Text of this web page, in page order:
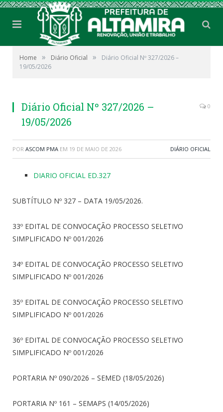
Home » Diário Oficial »
Diário Oficial Nº 327/2026 –
19/05/2026
Diário Oficial Nº 327/2026 –
19/05/2026
0
POR ASCOM PMA EM 19 DE MAIO DE 2026 DIÁRIO OFICIAL
DIARIO OFICIAL ED.327
SUBTÍTULO Nº 327 – DATA 19/05/2026.
33º EDITAL DE CONVOCAÇÃO PROCESSO SELETIVO
SIMPLIFICADO Nº 001/2026
34º EDITAL DE CONVOCAÇÃO PROCESSO SELETIVO
SIMPLIFICADO Nº 001/2026
35º EDITAL DE CONVOCAÇÃO PROCESSO SELETIVO
SIMPLIFICADO Nº 001/2026
36º EDITAL DE CONVOCAÇÃO PROCESSO SELETIVO
SIMPLIFICADO Nº 001/2026
PORTARIA Nº 090/2026 – SEMED (18/05/2026)
PORTARIA Nº 161 – SEMAPS (14/05/2026)